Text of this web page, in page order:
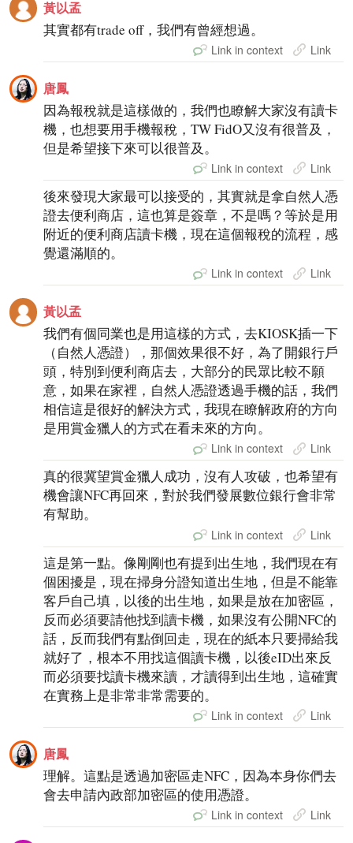
黃以孟
其實都有trade off，我們有曾經想過。
Link in context Link
唐鳳
因為報稅就是這樣做的，我們也瞭解大家沒有讀卡
機，也想要用手機報稅，TW FidO又沒有很普及，
但是希望接下來可以很普及。
Link in context Link
後來發現大家最可以接受的，其實就是拿自然人憑
證去便利商店，這也算是簽章，不是嗎？等於是用
附近的便利商店讀卡機，現在這個報稅的流程，感
覺還滿順的。
Link in context Link
黃以孟
我們有個同業也是用這樣的方式，去KIOSK插一下
（自然人憑證），那個效果很不好，為了開銀行戶
頭，特別到便利商店去，大部分的民眾比較不願
意，如果在家裡，自然人憑證透過手機的話，我們
相信這是很好的解決方式，我現在瞭解政府的方向
是用賞金獵人的方式在看未來的方向。
Link in context Link
真的很冀望賞金獵人成功，沒有人攻破，也希望有
機會讓NFC再回來，對於我們發展數位銀行會非常
有幫助。
Link in context Link
這是第一點。像剛剛也有提到出生地，我們現在有
個困擾是，現在掃身分證知道出生地，但是不能靠
客戶自己填，以後的出生地，如果是放在加密區，
反而必須要請他找到讀卡機，如果沒有公開NFC的
話，反而我們有點倒回走，現在的紙本只要掃給我
就好了，根本不用找這個讀卡機，以後eID出來反
而必須要找讀卡機來讀，才讀得到出生地，這確實
在實務上是非常非常需要的。
Link in context Link
唐鳳
理解。這點是透過加密區走NFC，因為本身你們去
會去申請內政部加密區的使用憑證。
Link in context Link